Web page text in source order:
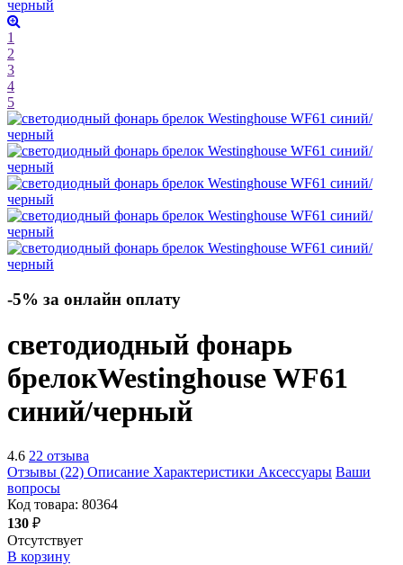
1
2
3
4
5
-5% за онлайн оплату
светодиодный фонарь
брелокWestinghouse WF61
синий/черный
4.6 22 отзыва
Отзывы (22) Описание Характеристики Аксессуары Ваши
вопросы
Код товара: 80364
130 ₽
Отсутствует
В корзину